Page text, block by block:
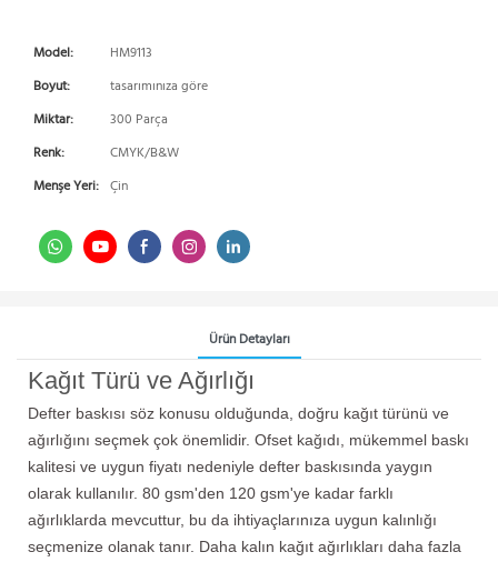
Model:
HM9113
Boyut:
tasarımınıza göre
Miktar:
300 Parça
Renk:
CMYK/B&W
Menşe Yeri: Çin
Ürün Detayları
Kağıt Türü ve Ağırlığı
Defter baskısı söz konusu olduğunda, doğru kağıt türünü ve
ağırlığını seçmek çok önemlidir. Ofset kağıdı, mükemmel baskı
kalitesi ve uygun fiyatı nedeniyle defter baskısında yaygın
olarak kullanılır. 80 gsm'den 120 gsm'ye kadar farklı
ağırlıklarda mevcuttur, bu da ihtiyaçlarınıza uygun kalınlığı
seçmenize olanak tanır. Daha kalın kağıt ağırlıkları daha fazla